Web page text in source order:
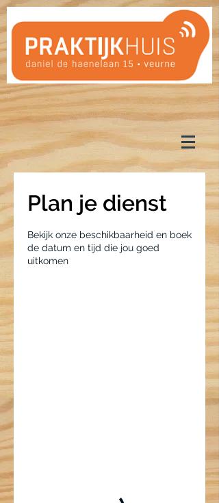
Plan je dienst
Bekijk onze beschikbaarheid en boek
de datum en tijd die jou goed
uitkomen